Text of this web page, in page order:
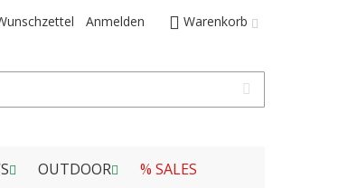
Warenkorb
Anmelden
OUTDOOR % SALES